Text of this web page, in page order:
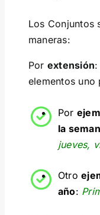
Los Conjuntos
maneras:
Por extensión:
elementos uno
Por
la
jueves,
Otro
año: